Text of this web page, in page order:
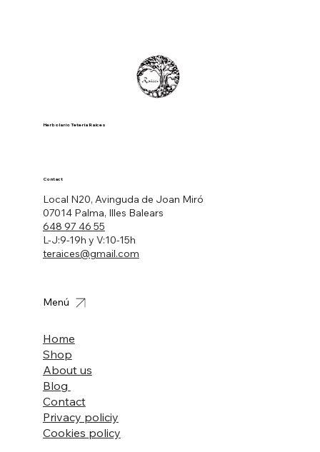
Herbolario Tetería Raíces
Local N20, Avinguda de Joan Miró
07014 Palma, Illes Balears
648 97 46 55
L-J:9-19h y V:10-15h
teraices@gmail.com
Contact
Home
Shop
About us
Blog
Contact
Privacy policiy
Cookies policy
Menú